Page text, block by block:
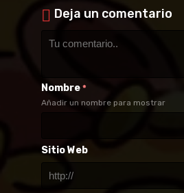
Deja un comentario
Nombre *
Añadir un nombre para mostrar
Sitio Web